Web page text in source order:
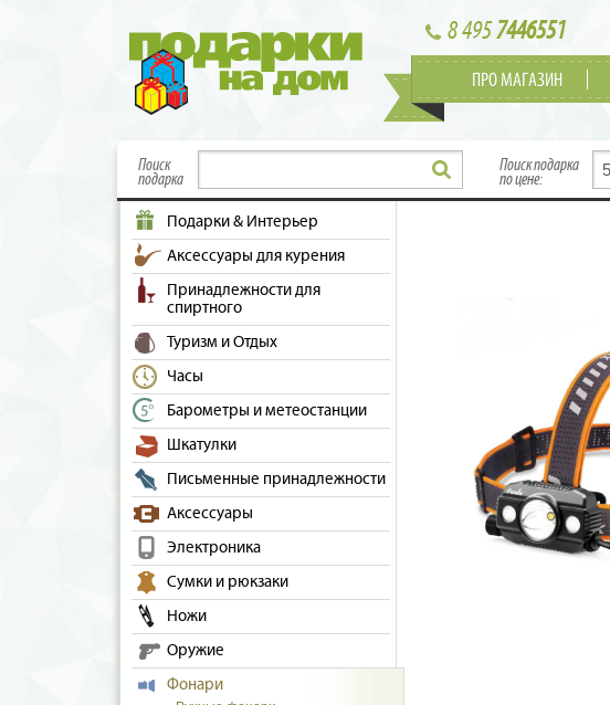
8 4957446551
ПРО МАГАЗИН
Поиск
подарка
Поиск подарка
по цене:
Подарки & Интерьер
Аксессуары для курения
Принадлежности для
спиртного
Туризм и Отдых
Часы
Барометры и метеостанции
Шкатулки
Письменные принадлежности
Аксессуары
Электроника
Сумки и рюкзаки
Ножи
Оружие
Фонари